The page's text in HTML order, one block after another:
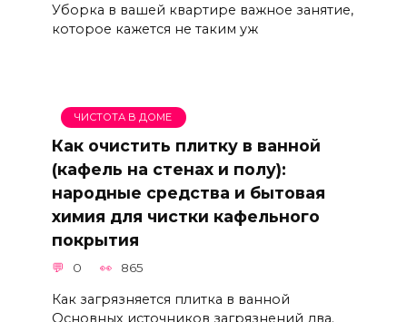
Уборка в вашей квартире важное занятие,
которое кажется не таким уж
ЧИСТОТА В ДОМЕ
Как очистить плитку в ванной
(кафель на стенах и полу):
народные средства и бытовая
химия для чистки кафельного
покрытия
0 865
Как загрязняется плитка в ванной
Основных источников загрязнений два.